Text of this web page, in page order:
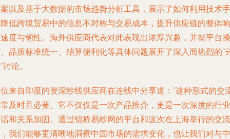
以及基于大数据的市场趋势分析工具，展示了如何利用技术手
低跨境贸易中的信息不对称与交易成本，提升供应链的整体响
度与韧性。海外供应商代表对此表现出浓厚兴趣，并就平台操
品质标准统一、结算便利化等具体问题展开了深入而热烈的“
讨论。
来自印度的资深纱线供应商在连线中分享道：“这种形式的交
及时且必要。它不仅仅是一次产品推介，更是一次深度的行业
和关系加固。通过锦桥易纱网的平台和这次在上海举行的交流
我们能够更清晰地洞察中国市场的需求变化，也让我们对与中